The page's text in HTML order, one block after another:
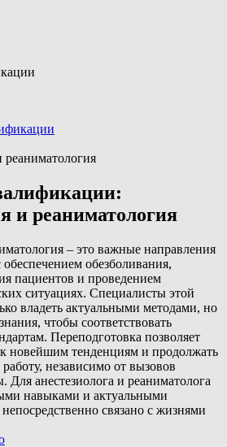
реаниматология
и реаниматология
– это важные направления
обезболивания,
пациентов и проведением
ситуациях. Специалисты этой
владеть актуальными методами, но
чтобы соответствовать
Переподготовка позволяет
к новейшим тенденциям и продолжать
независимо от вызовов
анестезиолога и реаниматолога
навыками и актуальными
связано с жизнями